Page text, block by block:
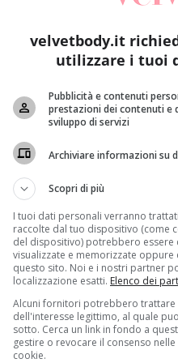
e molti di noi
saluteed è uno
lamentano la
forma diacne.
nuovi
velvetbody.it
utilizzare i tuoi
Pubblicità e contenuti
prestazioni dei contenuti e
sviluppo di servizi
Archiviare informazioni su
Scopri di più
I tuoi dati personali verranno
raccolte dal tuo dispositivo (come
del dispositivo) potrebbero
visualizzate e memorizzate
questo sito. Noi e i nostri partner
localizzazione esatti. Elenco dei
Alcuni fornitori potrebbero trattare
dell'interesse legittimo, al quale
sotto. Cerca un link in fondo a
gestire o revocare il consenso
cookie.